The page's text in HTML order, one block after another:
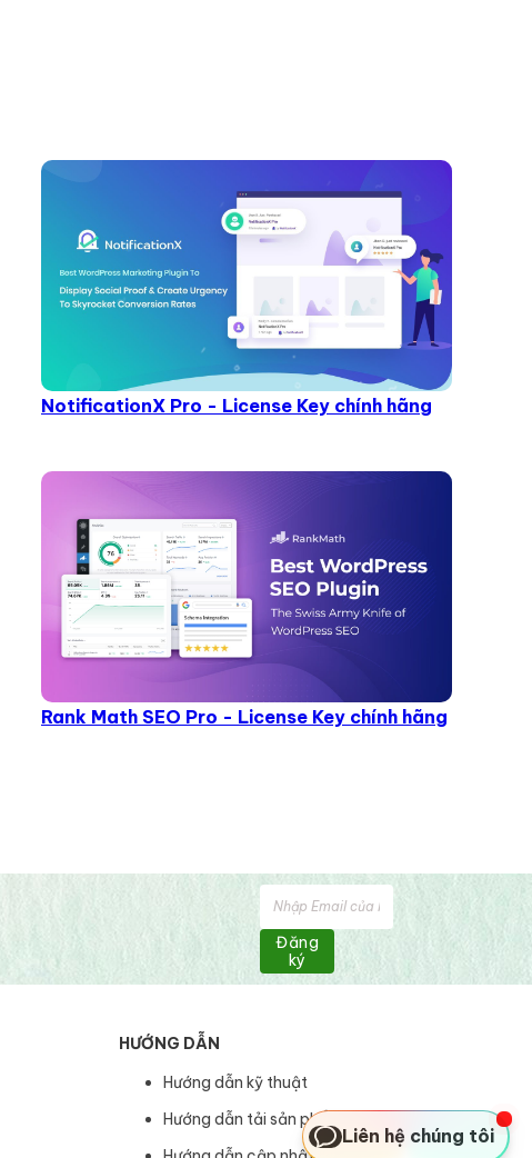
NotificationX Pro - License Key chính hãng
Rank Math SEO Pro - License Key chính hãng
Đăng
ký
HƯỚNG DẪN
Hướng dẫn kỹ thuật
Hướng dẫn tải sản phẩm
Liên hệ chúng tôi